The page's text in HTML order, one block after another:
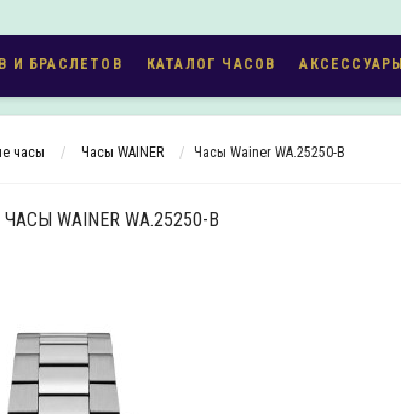
И БРАСЛЕТОВ КАТАЛОГ ЧАСОВ АКСЕССУАРЫ
часы Часы WAINER Часы Wainer WA.25250-B
WAINER WA.25250-B